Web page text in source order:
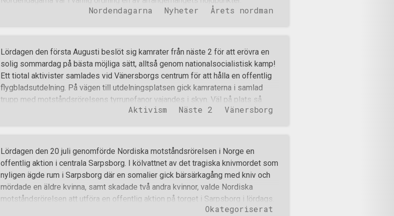
Funktionärerna stod stolta, liksom tidigare år uppställda framför scenen iklädda
Simon Lindberg. Lindberg talade om en av de viktigaste egenskaperna hos ett
lyckligt och segerrikt folk som tyvärr det nordiska folken idag berövats på, men
som Motståndsrörelsen en dag åter ska väcka inom varenda nordbo, nämligen
stolthet. Simon Lindberg talar om vikten av att känna stolthet för vem man är. Del
ur talet: Med ett helt folk som är stolta över sig själva.
Nordendagarna Nyheter Årets nordman
Lördagen den första Augusti beslöt sig kamrater från näste 2 för att erövra en
solig sommardag på bästa möjliga sätt, alltså genom nationalsocialistisk kamp!
Ett tiotal aktivister samlades vid Vänersborgs centrum för att hålla en offentlig
flygbladsutdelning. På vägen till utdelningsplatsen gick kamraterna i samlad
trupp med motståndsrörelsens tyrrunefanor vajandes i skyn. Väl på plats så
bestämde man sig för att påbörja flygbladsutdelningen bredvid en marknad.
nationalsocialismen. En av torghandlarna som motståndsmännen stötte på var
otroligt glad att få se motståndsrörelsen i Vänersborg, där denna individ även
donerade 500 kr till motståndsrörelsen. Individen uttryckte att ‘’Det ännu finns
hopp för Vänersborg, nu när motståndsrörelsen var här’’. Mitt bland den lugna
flygbladsutdelningen uppstår ett tumult då en av aktivisterna till
Aktivism Näste 2 Vänersborg
Lördagen den 20 juli genomförde Nordiska motståndsrörelsen i Norge en
offentlig aktion i centrala Sarpsborg. I kölvattnet av det tragiska knivmordet som
nyligen ägde rum i Sarpsborg där en somalier gick bärsärkagång med kniv och
mördade en äldre kvinna, samt skadade två andra kvinnor, valde Nordiska
motståndsrörelsen att utföra en offentlig aktion på torget i Sarpsborg i lördags.
Aktivister och medlemmar från Rede 1 delade ut en stor mängd flygblad
Okategoriserat